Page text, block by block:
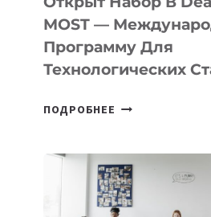
MOST —
Программу Для
Технологических
ПОДРОБНЕЕ ОТКРЫТ
DEAL
VELOCITY
BY